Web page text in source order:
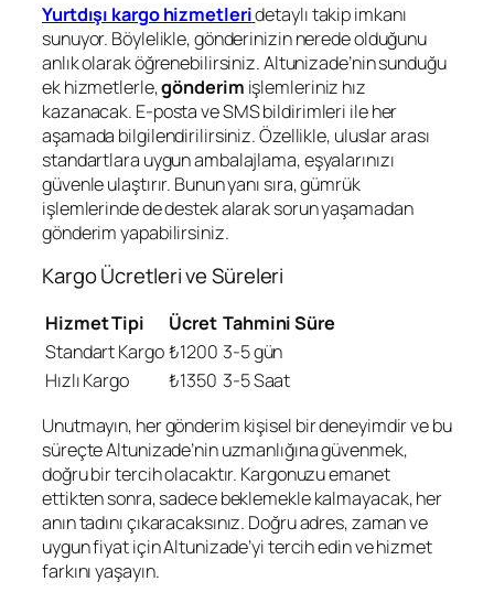
Yurtdışı kargo hizmetleridetaylı takip imkanı
sunuyor. Böylelikle, gönderinizin nerede olduğunu
anlık olarak öğrenebilirsiniz. Altunizade’nin sunduğu
ek hizmetlerle,gönderim işlemleriniz hız
kazanacak. E-posta ve SMS bildirimleri ile her
aşamada bilgilendirilirsiniz. Özellikle, uluslar arası
standartlara uygun ambalajlama, eşyalarınızı
güvenle ulaştırır. Bunun yanı sıra, gümrük
işlemlerinde de destek alarak sorun yaşamadan
gönderim yapabilirsiniz.
Kargo Ücretleri ve Süreleri
Hizmet Tipi Ücret Tahmini Süre
Standart Kargo₺1200 3-5 gün
Hızlı Kargo
₺1350 3-5 Saat
Unutmayın, her gönderim kişisel bir deneyimdir ve bu
süreçte Altunizade’nin uzmanlığına güvenmek,
doğru bir tercih olacaktır. Kargonuzu emanet
ettikten sonra, sadece beklemekle kalmayacak, her
anın tadını çıkaracaksınız. Doğru adres, zaman ve
uygun fiyat için Altunizade’yi tercih edin ve hizmet
farkını yaşayın.